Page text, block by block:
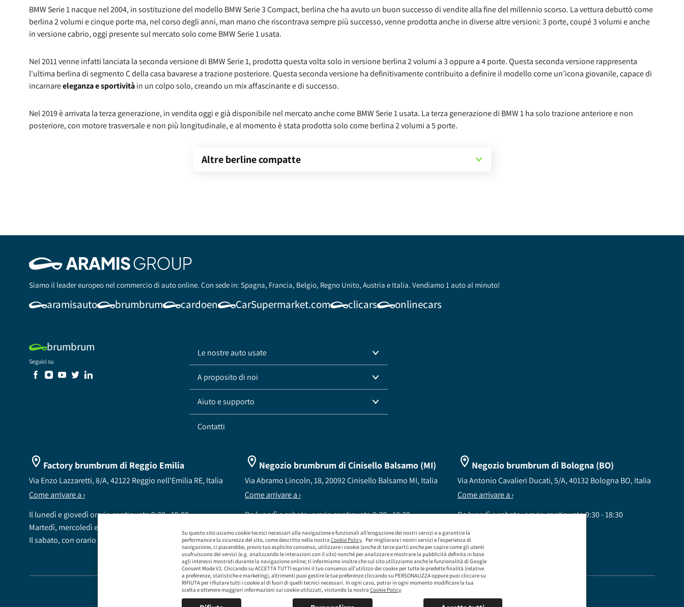
Su questo sito usiamo cookie tecnici necessari alla navigazione e funzionali all’erogazione dei nostri servizi e a garantire la
performance e la sicurezza del sito, come descritto nella nostra Cookie Policy. Per migliorare i nostri servizi e l’esperienza di
navigazione, ci piacerebbe, previo tuo esplicito consenso, utilizzare i cookie (anche di terze parti) anche per capire come gli utenti
usufruiscono dei servizi (e.g. analizzando le interazioni con il sito) nonché per analizzare e mostrare la pubblicità definita in base
agli interessi mostrati durante la navigazione online; ti informiamo inoltre che sul sito utilizziamo anche le funzionalità di Google
Consent Mode V2. Cliccando su ACCETTA TUTTI esprimi il tuo consenso all’utilizzo dei cookie per tutte le predette finalità (relative
a preferenze, statistiche e marketing), altrimenti puoi gestire le tue preferenze cliccando su PERSONALIZZA oppure puoi cliccare su
RIFIUTA per rifiutare tutti i cookie al di fuori di quelli tecnici necessari. In ogni caso, potrai in ogni momento modificare la tua
scelta e ottenere maggiori informazioni sui cookie utilizzati, visitando la nostra Cookie Policy.
BMW Serie 1 nacque nel 2004, in sostituzione del modello BMW Serie 3 Compact, berlina che ha avuto un buon successo di vendite alla fine del millennio scorso. La vettura debuttò come
berlina 2 volumi e cinque porte ma, nel corso degli anni, man mano che riscontrava sempre più successo, venne prodotta anche in diverse altre versioni: 3 porte, coupé 3 volumi e anche
in versione cabrio, oggi presente sul mercato solo come BMW Serie 1 usata.
Nel 2011 venne infatti lanciata la seconda versione di BMW Serie 1, prodotta questa volta solo in versione berlina 2 volumi a 3 oppure a 4 porte. Questa seconda versione rappresenta
l'ultima berlina di segmento C della casa bavarese a trazione posteriore. Questa seconda versione ha definitivamente contribuito a definire il modello come un’icona giovanile, capace di
incarnareeleganza e sportivitàin un colpo solo, creando un mix affascinante e di successo.
Nel 2019 è arrivata la terza generazione, in vendita oggi e già disponibile nel mercato anche come BMW Serie 1 usata. La terza generazione di BMW 1 ha solo trazione anteriore e non
posteriore, con motore trasversale e non più longitudinale, e al momento è stata prodotta solo come berlina 2 volumi a 5 porte.
Altre berline compatte
Siamo il leader europeo nel commercio di auto online. Con sede in: Spagna, Francia, Belgio, Regno Unito, Austria e Italia. Vendiamo 1 auto al minuto!
aramisauto brumbrum cardoen CarSupermarket.com clicars onlinecars
brumbrum
Seguici su
Le nostre auto usate
A proposito di noi
Aiuto e supporto
Contatti
Factory brumbrum di Reggio Emilia
Via Enzo Lazzaretti, 8/A, 42122 Reggio nell'Emilia RE, Italia
Come arrivare a ›
Il lunedì e giovedì orario continuato 9:30 - 19:00
Martedì, mercoledì e venerdì orario continuato 9:30 - 18:30
Il sabato, con orario 9:00 - 13:00 / 14:00 - 18:30
Negozio brumbrum di Cinisello Balsamo (MI)
Via Abramo Lincoln, 18, 20092 Cinisello Balsamo MI, Italia
Come arrivare a ›
Da lunedì a sabato, orario continuato 9:30 - 18:30
Negozio brumbrum di Bologna (BO)
Via Antonio Cavalieri Ducati, 5/A, 40132 Bologna BO, Italia
Come arrivare a ›
Da lunedì a sabato, orario continuato 9:30 - 18:30
brumbrum S.p.A a socio unico - CF / P.IVA 09323210964 - Numero REA: MI - 2083307 - Capitale Sociale: Euro 218.547,65 i.v.
Sede Legale Via Leningrado 8, 20161 Milano MI